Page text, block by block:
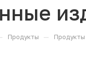
Продукты —